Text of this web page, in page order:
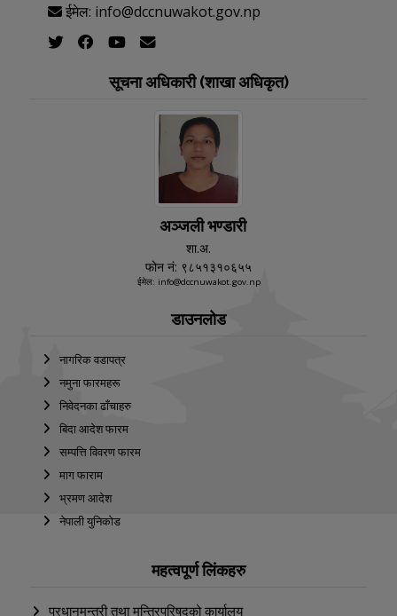
ईमेल: info@dccnuwakot.gov.np
सूचना अधिकारी (शाखा अधिकृत)
अञ्जली भण्डारी
शा.अ.
फोन नं: ९८५१३१०६५५
ईमेल: info@dccnuwakot.gov.np
डाउनलोड
नागरिक वडापत्र
नमुना फारमहरू
निवेदनका ढाँचाहरु
बिदा आदेश फारम
सम्पत्ति विवरण फारम
माग फाराम
भ्रमण आदेश
नेपाली युनिकोड
महत्वपूर्ण लिंकहरु
प्रधानमन्त्री तथा मन्त्रिपरिषद्को कार्यालय